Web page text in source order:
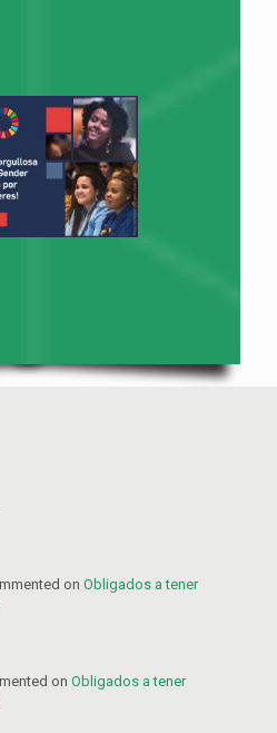
on Obligados a tener
on Obligados a tener